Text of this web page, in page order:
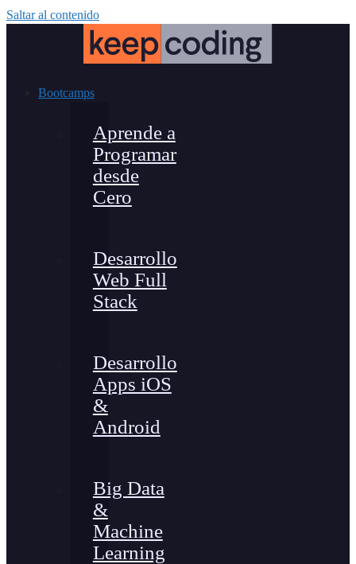
Saltar al contenido
Bootcamps
Aprende a
Programar
desde
Cero
Desarrollo
Web Full
Stack
Desarrollo
Apps iOS
&
Android
Big Data
&
Machine
Learning